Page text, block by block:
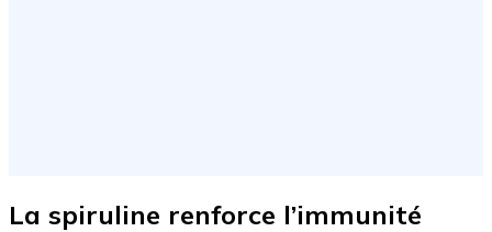
La spiruline renforce l’immunité